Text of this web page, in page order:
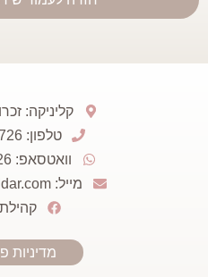
קליניקה:
טלפון: 054-4626726
וואטסאפ: 054-4626726
מייל: info@elinoreldar.com
מדיניות